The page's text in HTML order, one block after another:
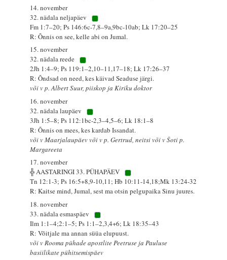
14. november
32. nädala neljapäev
Fm 1:7–20; Ps 146:6c-7,8–9a,9bc-10ab; Lk 17:20–25
R: Õnnis on see, kelle abi on Jumal.
15. november
32. nädala reede
2Jh 1:4–9; Ps 119:1–2,10–11,17–18; Lk 17:26–37
R: Õndsad on need, kes käivad Seaduse järgi.
või v p. Albert Suur, piiskop ja Kiriku doktor
16. november
32. nädala laupäev
3Jh 1:5–8; Ps 112:1bc-2,3–4,5–6; Lk 18:1–8
R: Õnnis on mees, kes kardab Issandat.
või v Maarjalaupäev või v p. Gertrud, neitsi või v Šoti p.
Margareeta
17. november
╬ AASTARINGI 33. PÜHAPÄEV
Tn 12:1-3; Ps 16:5+8,9-10,11; Hb 10:11-14,18;Mk 13:24-32
R: Kaitse mind, Jumal, sest ma otsin pelgupaika Sinu juures.
18. november
33. nädala esmaspäev
Ilm 1:1–4;2:1–5; Ps 1:1–2,3,4+6; Lk 18:35–43
R: Võitjale ma annan süüa elupuust.
või v Rooma pühade apostlite Peetruse ja Pauluse
basiilikate pühitsemispäev